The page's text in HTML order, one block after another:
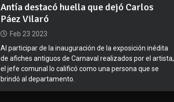
Antía destacó huella que dejó Carlos
Páez Vilaró
Feb 23 2023
Al participar de la inauguración de la exposición inédita
de afiches antiguos de Carnaval realizados por el artista,
el jefe comunal lo calificó como una persona que se
brindó al departamento.